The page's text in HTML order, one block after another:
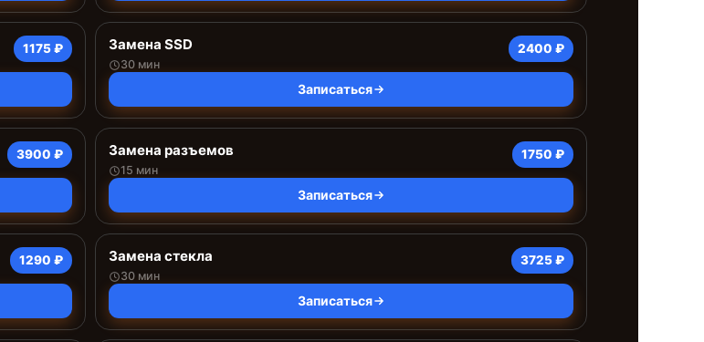
1175 ₽ Замена SSD
30 мин
2400 ₽
Записаться
3900 ₽ Замена разъемов
15 мин
1750 ₽
Записаться
1290 ₽ Замена стекла
30 мин
3725 ₽
Записаться